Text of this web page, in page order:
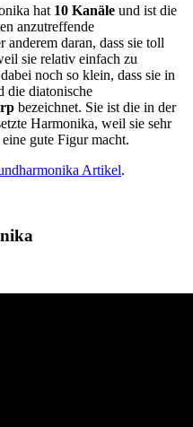
hat 10 Kanäle und ist die
anzutreffende
daran, dass sie toll
sie relativ einfach zu
noch so klein, dass sie in
die diatonische
bezeichnet. Sie ist die in der
Harmonika, weil sie sehr
eine gute Figur macht.
Artikel.